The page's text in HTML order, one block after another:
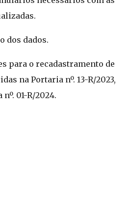
dos dados.
para o recadastramento de
na Portaria nº. 13-R/2023,
01-R/2024.